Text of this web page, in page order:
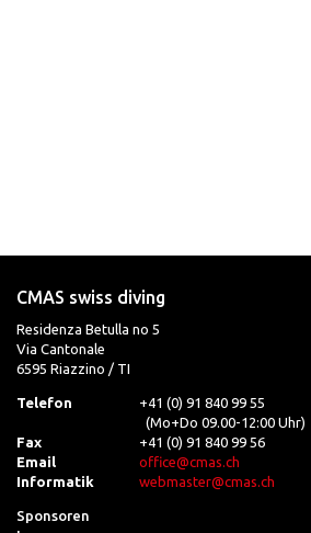
CMAS swiss diving
Residenza Betulla no 5
Via Cantonale
6595 Riazzino / TI
Telefon
+41 (0) 91 840 99 55
(Mo+Do 09.00-12:00 Uhr)
Fax
+41 (0) 91 840 99 56
Email
office@cmas.ch
Informatik
webmaster@cmas.ch
Sponsoren